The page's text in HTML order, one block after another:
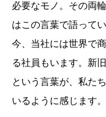
必要なモノ。その両
はこの言葉で語って
今、当社には世界で
る社員もいます。新
という言葉が、私た
いるように感じます。